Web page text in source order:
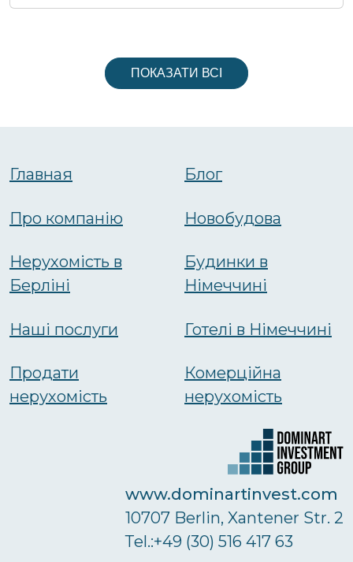
ПОКАЗАТИ ВСІ
Главная
Про компанію
Нерухомість в
Берліні
Наші послуги
Продати
нерухомість
Блог
Новобудова
Будинки в
Німеччині
Готелі в Німеччині
Комерційна
нерухомість
www.dominartinvest.com
10707 Berlin, Xantener Str. 2
Тel.:+49 (30) 516 417 63